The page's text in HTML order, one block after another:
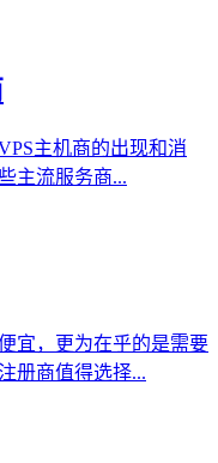
主机商的出现和消
主流服务商...
宜，更为在乎的是需要
册商值得选择...